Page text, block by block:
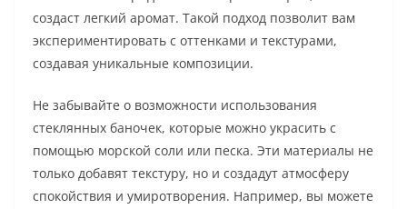
создаст легкий аромат. Такой подход позволит вам
экспериментировать с оттенками и текстурами,
создавая уникальные композиции.
Не забывайте о возможности использования
стеклянных баночек, которые можно украсить с
помощью морской соли или песка. Эти материалы не
только добавят текстуру, но и создадут атмосферу
спокойствия и умиротворения. Например, вы можете